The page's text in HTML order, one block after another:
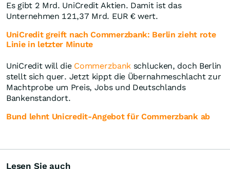
Es gibt 2 Mrd. UniCredit Aktien. Damit ist das
Unternehmen 121,37 Mrd. EUR € wert.
UniCredit greift nach Commerzbank: Berlin zieht rote
Linie in letzter Minute
UniCredit will die Commerzbank schlucken, doch Berlin
stellt sich quer. Jetzt kippt die Übernahmeschlacht zur
Machtprobe um Preis, Jobs und Deutschlands
Bankenstandort.
Bund lehnt Unicredit-Angebot für Commerzbank ab
Lesen Sie auch